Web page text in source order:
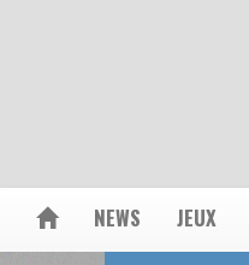
NEWS JEUX